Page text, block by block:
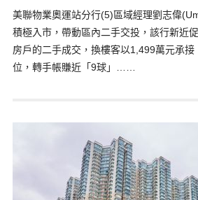
美聯物業奧運站分行(5)區域經理劉志偉
積極入市，帶動區內二手交投，該行新近
房戶的二手成交，換樓客以1,499萬元承
位，轉手帳賺近「9球」……